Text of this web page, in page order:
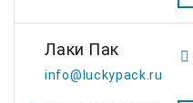
Лаки Пак
info@luckypack.ru